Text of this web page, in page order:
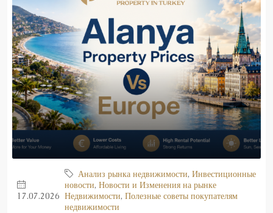
17.07.2026
Анализ рынка недвижимости, Инвестиционные
новости, Новости и Изменения на рынке
Недвижимости, Полезные советы покупателям
недвижимости